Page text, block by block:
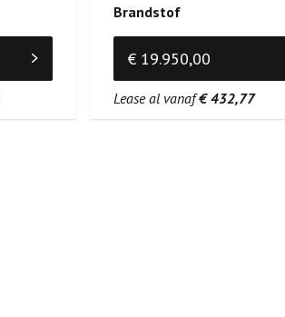
Brandstof
€ 19.950,00
Lease al vanaf€ 432,77